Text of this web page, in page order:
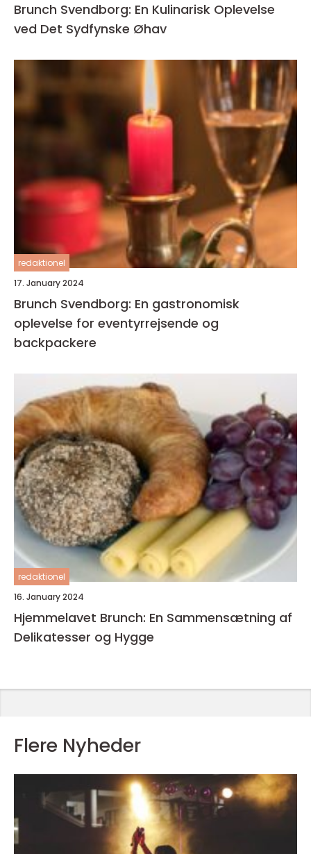
Brunch Svendborg: En Kulinarisk Oplevelse
ved Det Sydfynske Øhav
redaktionel
17. January 2024
Brunch Svendborg: En gastronomisk
oplevelse for eventyrrejsende og
backpackere
redaktionel
16. January 2024
Hjemmelavet Brunch: En Sammensætning af
Delikatesser og Hygge
Flere Nyheder